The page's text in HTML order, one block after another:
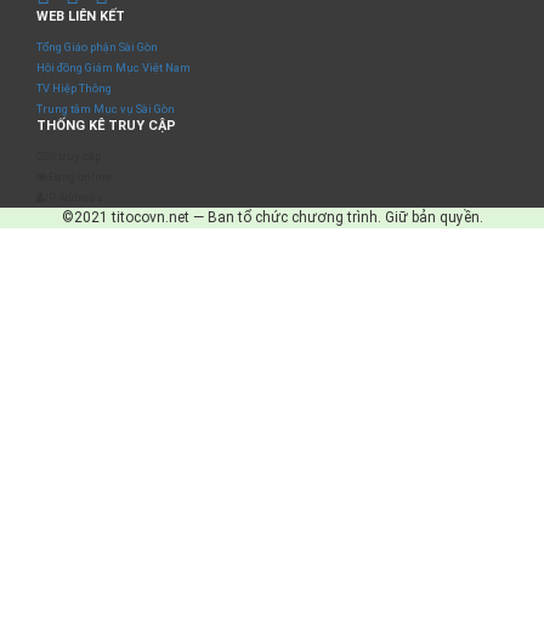
WEB LIÊN KẾT
Tổng Giáo phận Sài Gòn
Hội đồng Giám Mục Việt Nam
TV Hiệp Thông
Trung tâm Mục vụ Sài Gòn
THỐNG KÊ TRUY CẬP
©2021 titocovn.net — Ban tổ chức chương trình. Giữ bản quyền.